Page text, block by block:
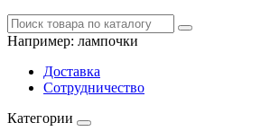
Например: лампочки
Доставка
Сотрудничество
Категории